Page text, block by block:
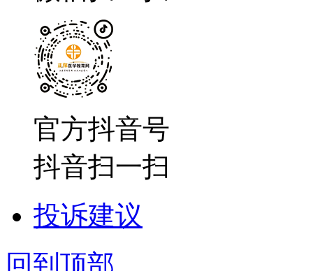
官方抖音号
抖音扫一扫
投诉建议
回到顶部